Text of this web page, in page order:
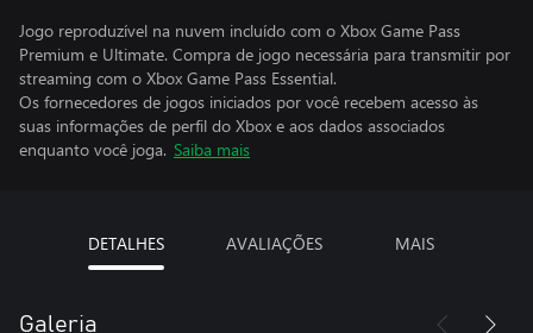
Jogo reproduzível na nuvem incluído com o Xbox Game Pass
Premium e Ultimate. Compra de jogo necessária para transmitir por
streaming com o Xbox Game Pass Essential.
Os fornecedores de jogos iniciados por você recebem acesso às
suas informações de perfil do Xbox e aos dados associados
enquanto você joga. Saiba mais
DETALHES AVALIAÇÕES MAIS
Galeria